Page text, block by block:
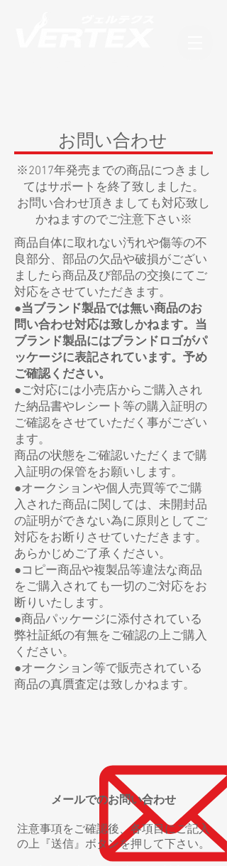
​お問い合わせ
※2017年発売までの商品につきまし
てはサポートを終了致しました。
お問い合わせ頂きましても対応致し
かねますのでご注意下さい※
商品自体に取れない汚れや傷等の不
良部分、部品の欠品や破損がござい
ましたら商品及び部品の交換にてご
対応をさせていただきます。
●当ブランド製品では無い商品のお
問い合わせ対応は致しかねます。当
ブランド製品にはブランドロゴがパ
ッケージに表記されています。予め
ご確認ください。
●ご対応には小売店からご購入され
た納品書やレシート等の購入証明の
ご確認をさせていただく事がござい
ます。
商品の状態をご確認いただくまで購
入証明の保管をお願いします。
●オークションや個人売買等でご購
入された商品に関しては、未開封品
の証明ができない為に原則としてご
対応をお断りさせていただきます。
あらかじめご了承ください。
●コピー商品や複製品等違法な商品
をご購入されても一切のご対応をお
断りいたします。
●商品パッケージに添付されている
弊社証紙の有無をご確認の上ご購入
ください。
​●オークション等で販売されている
商品の真贋査定は致しかねます。
メールでのお問い合わせ
注意事項をご確認後、各項目にご記入
の上『送信』ボタンを押して下さい。